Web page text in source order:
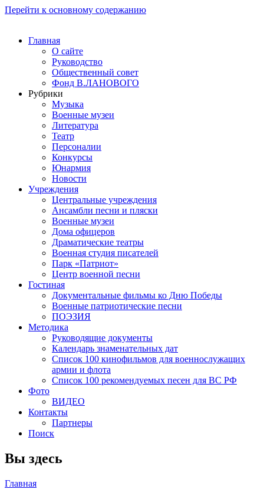
Перейти к основному содержанию
Главная
О сайте
Руководство
Общественный совет
Фонд В.ЛАНОВОГО
Рубрики
Музыка
Военные музеи
Литература
Театр
Персоналии
Конкурсы
Юнармия
Новости
Учреждения
Центральные учреждения
Ансамбли песни и пляски
Военные музеи
Дома офицеров
Драматические театры
Военная студия писателей
Парк «Патриот»
Центр военной песни
Гостиная
Документальные фильмы ко Дню Победы
Военные патриотические песни
ПОЭЗИЯ
Методика
Руководящие документы
Календарь знаменательных дат
Список 100 кинофильмов для военнослужащих
армии и флота
Список 100 рекомендуемых песен для ВС РФ
Фото
ВИДЕО
Контакты
Партнеры
Поиск
Вы здесь
Главная